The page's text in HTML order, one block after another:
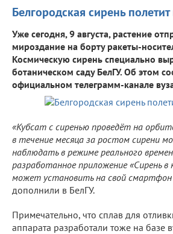
Белгородская сирень
Уже сегодня, 9 августа, растение
мироздание на борту ракеты-
Космическую сирень специально
ботаническом саду БелГУ. Об этом
официальном телеграмм-канале
«Кубсат с сиренью проведёт на
в течение месяца за ростом сирени
наблюдать в режиме реального
разработанное приложение «Сирень в
может установить на свой
дополнили в БелГУ.
Примечательно, что сплав для
аппарата разработали тоже на базе